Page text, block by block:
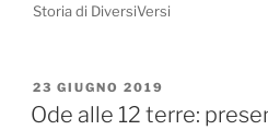
Storia di DiversiVersi
PUBBLICATO
IL
23 GIUGNO 2019
Ode alle 12 terre: